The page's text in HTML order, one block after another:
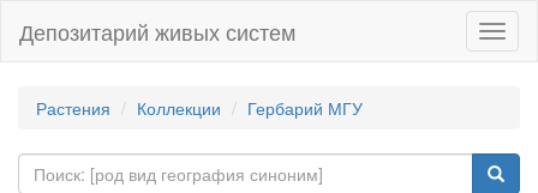
Депозитарий живых систем
Растения Коллекции Гербарий МГУ